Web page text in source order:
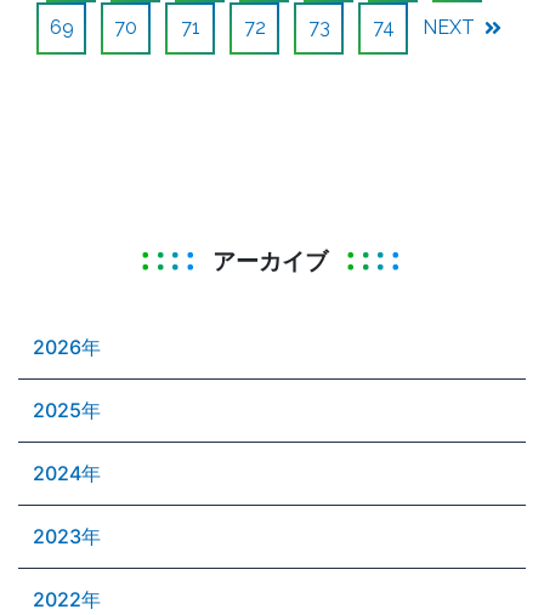
69 70 71 72 73 74 NEXT
アーカイブ
2026年
2025年
2024年
2023年
2022年